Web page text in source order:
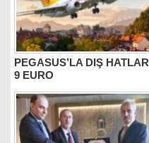
PEGASUS’LA DIŞ HATLAR
9 EURO